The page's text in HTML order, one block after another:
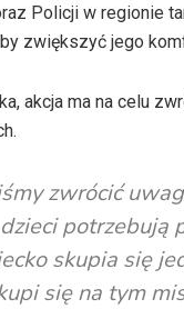
Policji w regionie
zwiększyć jego
akcja ma na celu
zwrócić
potrzebują
skupia się
się na tym